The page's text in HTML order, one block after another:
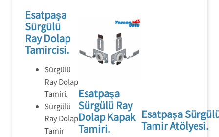
Esatpaşa
Sürgülü
Ray Dolap
Tamircisi.
Sürgülü
Ray Dolap
Tamiri.
Sürgülü
Ray Dolap
Tamir
Esatpaşa
Sürgülü Ray
Dolap Kapak
Tamiri.
Esatpaşa
Tamir Atölyesi.